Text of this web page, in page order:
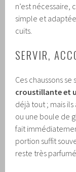
n’est
simple et
cuits.
SERVIR,
Ces chaussons
croustillante et
déjà tout ; mais
ou une boule de
fait
portion suffit
reste très